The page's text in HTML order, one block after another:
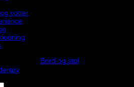
votter
Bord og stol